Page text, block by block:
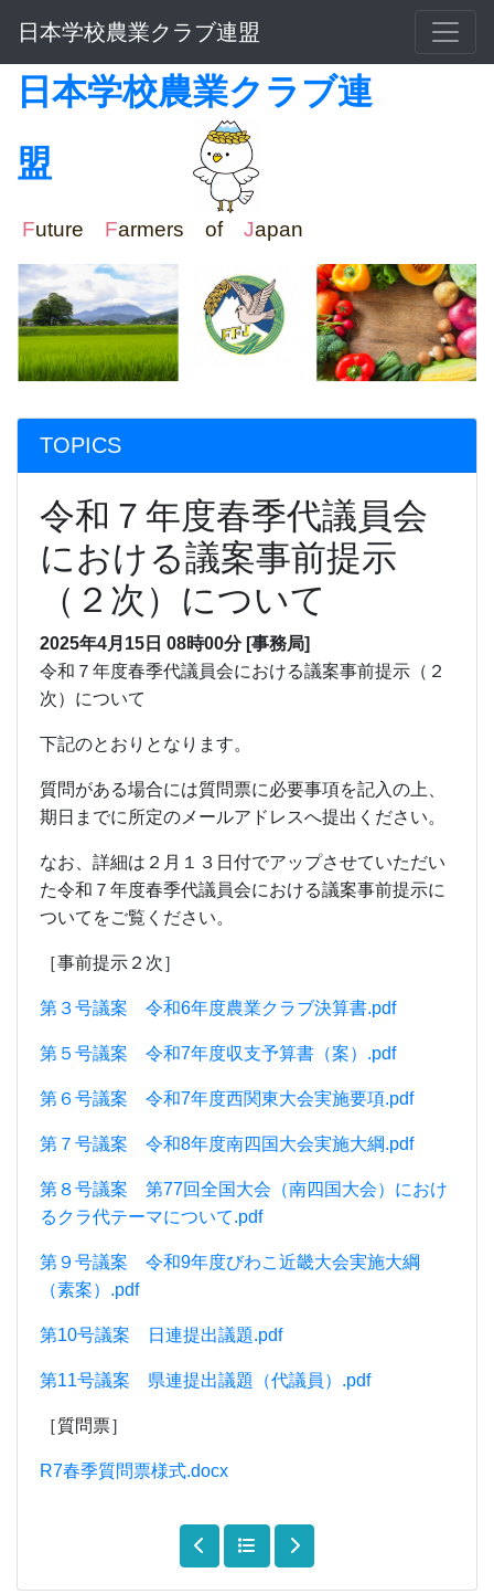
日本学校農業クラブ連盟
日本学校農業クラブ連
盟
Future Farmers of Japan
TOPICS
令和７年度春季代議員会
における議案事前提示
（２次）について
2025年4月15日 08時00分 [事務局]
令和７年度春季代議員会における議案事前提示（２
次）について
下記のとおりとなります。
質問がある場合には質問票に必要事項を記入の上、
期日までに所定のメールアドレスへ提出ください。
なお、詳細は２月１３日付でアップさせていただい
た令和７年度春季代議員会における議案事前提示に
ついてをご覧ください。
［事前提示２次］
第３号議案 令和6年度農業クラブ決算書.pdf
第５号議案 令和7年度収支予算書（案）.pdf
第６号議案 令和7年度西関東大会実施要項.pdf
第７号議案 令和8年度南四国大会実施大綱.pdf
第８号議案 第77回全国大会（南四国大会）におけ
るクラ代テーマについて.pdf
第９号議案 令和9年度びわこ近畿大会実施大綱
（素案）.pdf
第10号議案 日連提出議題.pdf
第11号議案 県連提出議題（代議員）.pdf
［質問票］
R7春季質問票様式.docx